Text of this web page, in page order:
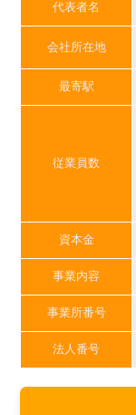
代表者名
会社所在地
最寄駅
従業員数
資本金
事業内容
事業所番号
法人番号